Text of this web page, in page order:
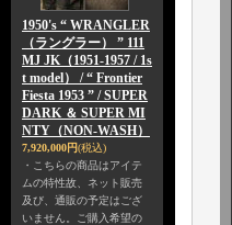
1950's “ WRANGLER
（ラングラー） ” 111
MJ JK（1951-1957 / 1s
t model） / “ Frontier
Fiesta 1953 ” / SUPER
DARK ＆ SUPER MI
NTY（NON-WASH）
7,920,000円(税込)
・こちらの商品はアイテ
ムの特性故、ネット販売
及び、通販の予定はござ
いません。ご購入希望の